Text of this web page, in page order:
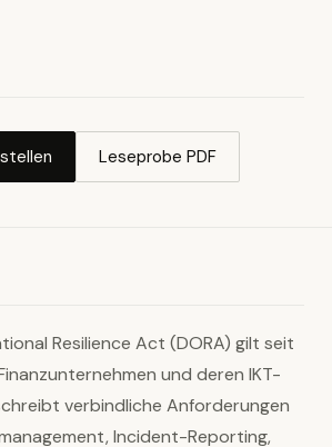
Leseprobe PDF
Resilience Act (DORA) gilt seit
und deren IKT-
verbindliche Anforderungen
Incident-Reporting,